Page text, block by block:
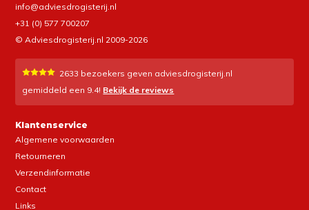
info@adviesdrogisterij.nl
+31 (0) 577 700207
© Adviesdrogisterij.nl 2009-2026
2633 bezoekers geven adviesdrogisterij.nl
gemiddeld een 9.4! Bekijk de reviews
Klantenservice
Algemene voorwaarden
Retourneren
Verzendinformatie
Contact
Links